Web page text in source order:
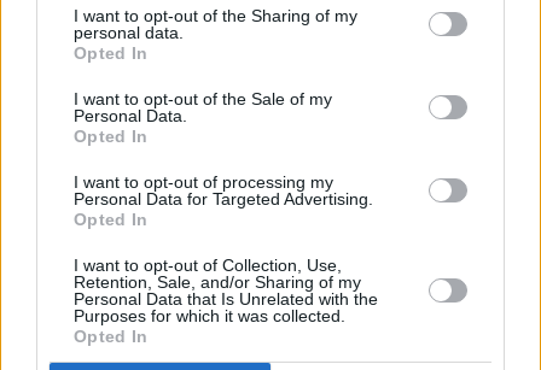
I want to opt-out of the Sharing of my
personal data.
Opted In
I want to opt-out of the Sale of my
Personal Data.
Opted In
I want to opt-out of processing my
Personal Data for Targeted Advertising.
Opted In
I want to opt-out of Collection, Use,
Retention, Sale, and/or Sharing of my
Personal Data that Is Unrelated with the
Purposes for which it was collected.
Opted In